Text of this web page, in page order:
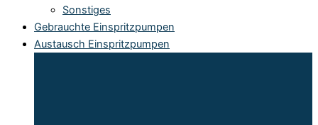
Sonstiges
Gebrauchte Einspritzpumpen
Austausch Einspritzpumpen